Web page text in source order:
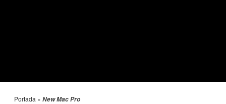
Portada » New Mac Pro